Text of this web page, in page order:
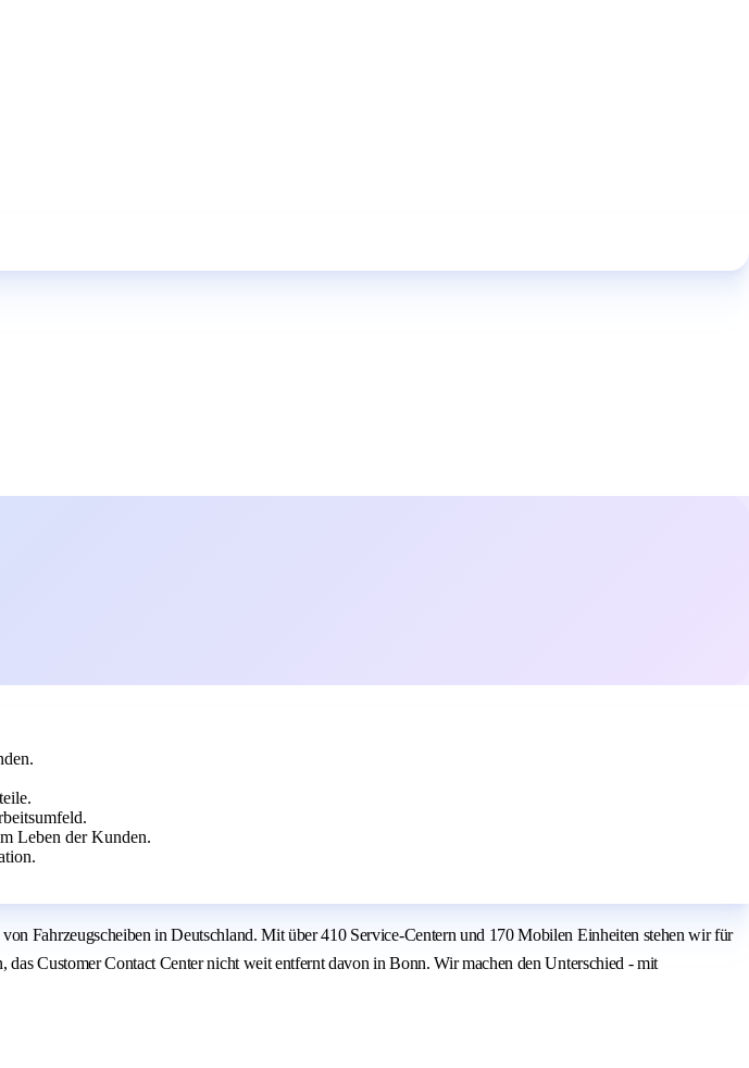
Leben der Kunden.
Fahrzeugscheiben in Deutschland. Mit über 410 Service-Centern und 170 Mobilen Einheiten stehen wir für
Customer Contact Center nicht weit entfernt davon in Bonn. Wir machen den Unterschied - mit